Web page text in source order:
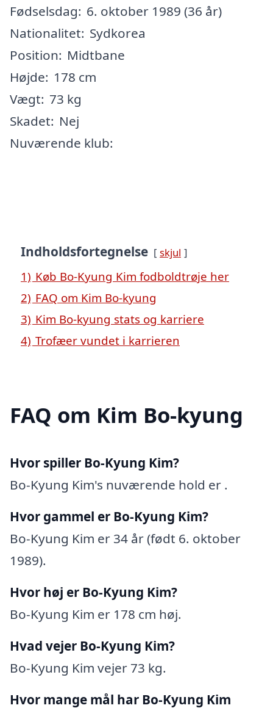
Fødselsdag: 6. oktober 1989 (36 år)
Nationalitet: Sydkorea
Position: Midtbane
Højde: 178 cm
Vægt: 73 kg
Skadet: Nej
Nuværende klub:
Indholdsfortegnelse skjul
1) Køb Bo-Kyung Kim fodboldtrøje her
2) FAQ om Kim Bo-kyung
3) Kim Bo-kyung stats og karriere
4) Trofæer vundet i karrieren
FAQ om Kim Bo-kyung
Hvor spiller Bo-Kyung Kim?
Bo-Kyung Kim's nuværende hold er .
Hvor gammel er Bo-Kyung Kim?
Bo-Kyung Kim er 34 år (født 6. oktober
1989).
Hvor høj er Bo-Kyung Kim?
Bo-Kyung Kim er 178 cm høj.
Hvad vejer Bo-Kyung Kim?
Bo-Kyung Kim vejer 73 kg.
Hvor mange mål har Bo-Kyung Kim